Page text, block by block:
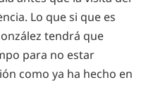
Lo que si que es
tendrá que
para no estar
como ya ha hecho en